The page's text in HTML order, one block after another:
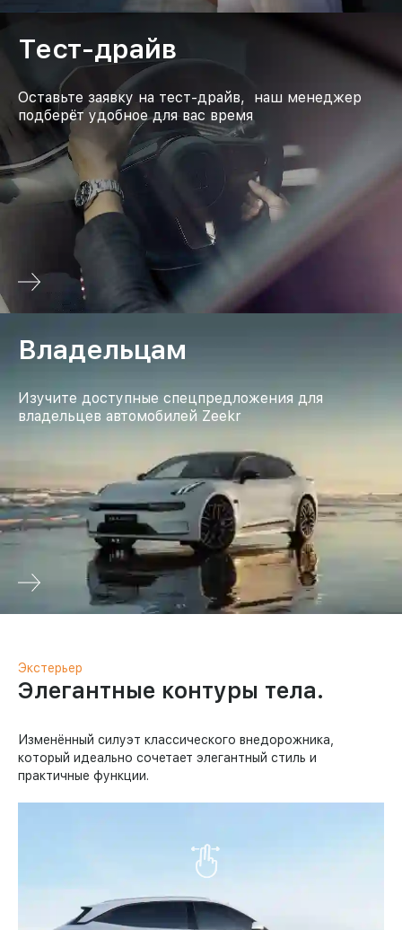
Тест-драйв
Оставьте заявку на тест-драйв, наш менеджер
подберёт удобное для вас время
Владельцам
Изучите доступные спецпредложения для
владельцев автомобилей Zeekr
Экстерьер
Элегантные контуры тела.
Изменённый силуэт классического внедорожника,
который идеально сочетает элегантный стиль и
практичные функции.